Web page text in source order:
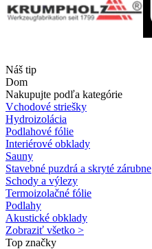
Náš tip
Dom
Nakupujte podľa kategórie
Vchodové striešky
Hydroizolácia
Podlahové fólie
Interiérové obklady
Sauny
Stavebné puzdrá a skryté zárubne
Schody a výlezy
Termoizolačné fólie
Podlahy
Akustické obklady
Zobraziť všetko >
Top značky